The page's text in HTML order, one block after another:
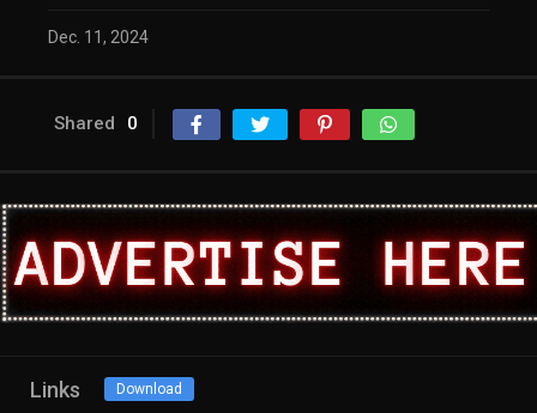
Dec. 11, 2024
Shared 0
Links Download